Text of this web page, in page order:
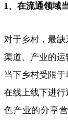
1 、在流通领域
对于乡村，最
渠道、产业的运
当下乡村受限
在线上线下进
色产业的分享